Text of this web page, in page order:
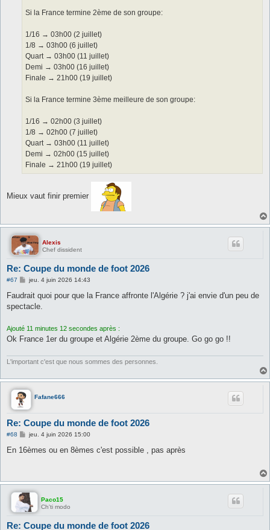
Si la France termine 2ème de son groupe:
1/16 → 03h00 (2 juillet)
1/8 → 03h00 (6 juillet)
Quart → 03h00 (11 juillet)
Demi → 03h00 (16 juillet)
Finale → 21h00 (19 juillet)
Si la France termine 3ème meilleure de son groupe:
1/16 → 02h00 (3 juillet)
1/8 → 02h00 (7 juillet)
Quart → 03h00 (11 juillet)
Demi → 02h00 (15 juillet)
Finale → 21h00 (19 juillet)
Mieux vaut finir premier
Alexis
Chef dissident
Re: Coupe du monde de foot 2026
#67
M
s
a
jeu. 4 juin 2026 14:43
Faudrait quoi pour que la France affronte l'Algérie ? j'ai envie d'un peu de
spectacle.
Ajouté 11 minutes 12 secondes après :
Ok France 1er du groupe et Algérie 2ème du groupe. Go go go !!
L'important c'est que nous sommes des personnes.
Fafane666
Re: Coupe du monde de foot 2026
#68
M
s
jeu. 4 juin 2026 15:00
En 16èmes ou en 8èmes c'est possible , pas après
Paco15
Ch'ti modo
Re: Coupe du monde de foot 2026